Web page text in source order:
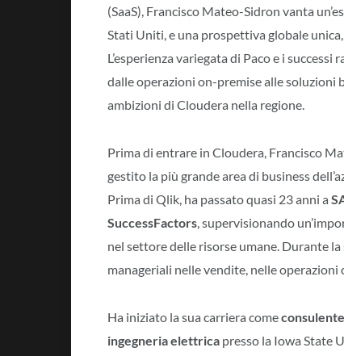
(SaaS), Francisco Mateo-Sidron vanta
Stati Uniti, e una prospettiva globale
L’esperienza variegata di Paco e i
dalle operazioni on-premise alle soluzioni
ambizioni di Cloudera nella regione.
Prima di entrare in Cloudera, Francisco
gestito la più grande area di business
Prima di Qlik, ha passato quasi 23 anni a
SuccessFactors, supervisionando
nel settore delle risorse umane. Durante
manageriali nelle vendite, nelle operazioni
Ha iniziato la sua carriera come
ingegneria elettrica presso la Iowa State